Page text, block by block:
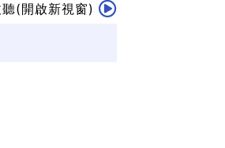
(開啟新視窗)